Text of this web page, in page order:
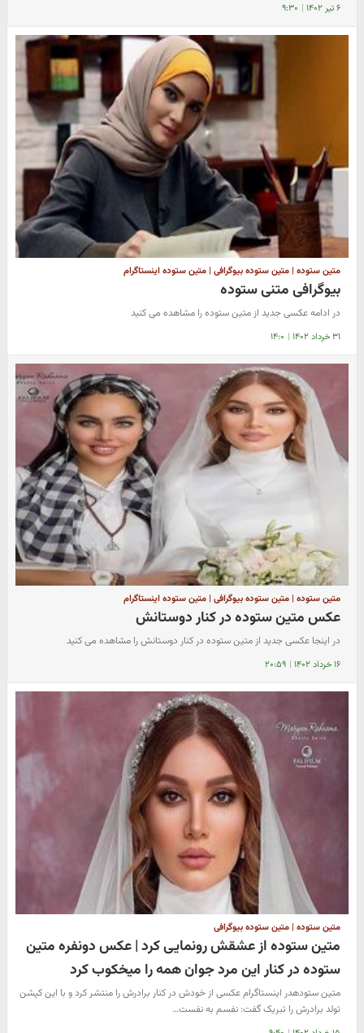
۶ تیر ۱۴۰۲ | ۹:۳۰
متین ستوده | متین ستوده بیوگرافی | متین ستوده اینستاگرام
بیوگرافی متنی ستوده
در ادامه عکسی جدید از متین ستوده را مشاهده می کنید
۳۱ خرداد ۱۴۰۲ | ۱۴:۰
متین ستوده | متین ستوده بیوگرافی | متین ستوده اینستاگرام
عکس متین ستوده در کنار دوستانش
در اینجا عکسی جدید از متین ستوده در کنار دوستانش را مشاهده می کنید
۱۶ خرداد ۱۴۰۲ | ۲۰:۵۹
متین ستوده | متین ستوده بیوگرافی
متین ستوده از عشقش رونمایی کرد | عکس دونفره متین
ستوده در کنار این مرد جوان همه را میخکوب کرد
متین ستودهدر اینستاگرام عکسی از خودش در کنار برادرش را منتشر کرد و با این کپشن
تولد برادرش را تبریک گفت: نفسم به نفست…